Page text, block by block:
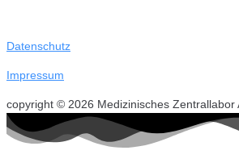
Datenschutz
Impressum
copyright © 2026 Medizinisches Zentrallabor